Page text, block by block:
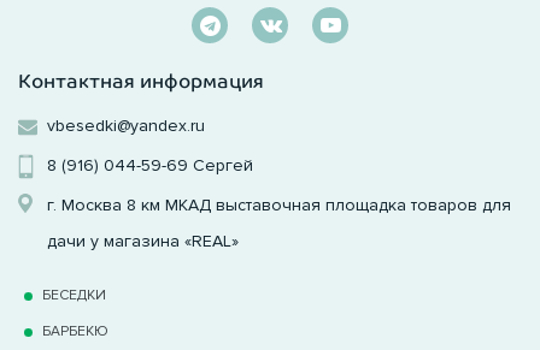
Контактная информация
vbesedki@yandex.ru
8 (916) 044-59-69 Сергей
г. Москва 8 км МКАД выставочная площадка товаров для
дачи у магазина «REAL»
БЕСЕДКИ
БАРБЕКЮ